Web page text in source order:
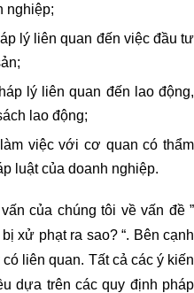
nghiệp;
lý liên quan đến việc đầu tư
lý liên quan đến lao động,
lao động;
việc với cơ quan có thẩm
luật của doanh nghiệp.
của chúng tôi về vấn đề ”
xử phạt ra sao? “. Bên cạnh
liên quan. Tất cả các ý kiến
dựa trên các quy định pháp